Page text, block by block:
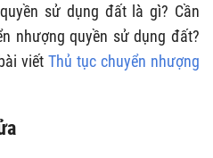
sử dụng đất là gì? Cần
nhượng quyền sử dụng đất?
viết Thủ tục chuyển nhượng